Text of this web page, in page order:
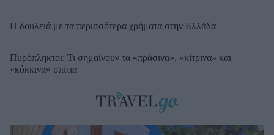
Η δουλειά με τα περισσότερα χρήματα στην Ελλάδα
Πυρόπληκτοι: Τι σημαίνουν τα «πράσινα», «κίτρινα» και
«κόκκινα» σπίτια